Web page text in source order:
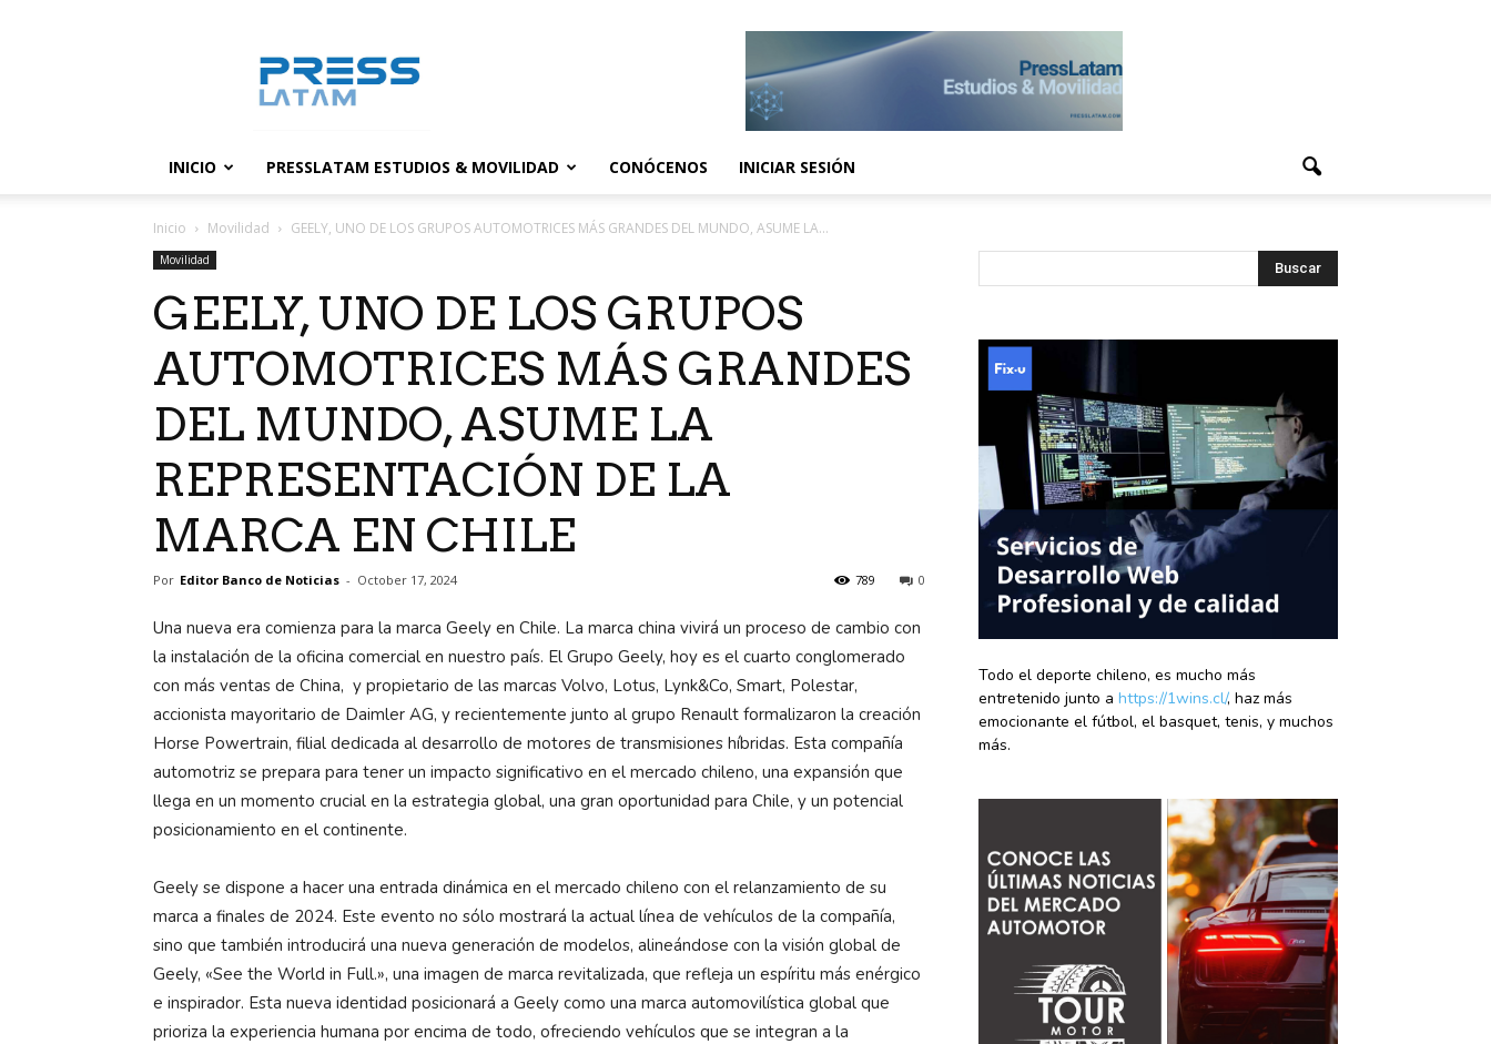
noticias
INICIO PRESSLATAM ESTUDIOS & MOVILIDAD CONÓCENOS INICIAR SESIÓN
Inicio Movilidad GEELY, UNO DE LOS GRUPOS AUTOMOTRICES MÁS GRANDES DEL MUNDO, ASUME LA...
Movilidad
GEELY, UNO DE LOS GRUPOS
AUTOMOTRICES MÁS GRANDES
DEL MUNDO, ASUME LA
REPRESENTACIÓN DE LA
MARCA EN CHILE
Por Editor Banco de Noticias - October 17, 2024 0
789
Una nueva era comienza para la marca Geely en Chile. La marca china vivirá un proceso de cambio con
la instalación de la oficina comercial en nuestro país. El Grupo Geely, hoy es el cuarto conglomerado
con más ventas de China, y propietario de las marcas Volvo, Lotus, Lynk&Co, Smart, Polestar,
accionista mayoritario de Daimler AG, y recientemente junto al grupo Renault formalizaron la creación
Horse Powertrain, filial dedicada al desarrollo de motores de transmisiones híbridas. Esta compañía
automotriz se prepara para tener un impacto significativo en el mercado chileno, una expansión que
llega en un momento crucial en la estrategia global, una gran oportunidad para Chile, y un potencial
posicionamiento en el continente.
Geely se dispone a hacer una entrada dinámica en el mercado chileno con el relanzamiento de su
marca a finales de 2024. Este evento no sólo mostrará la actual línea de vehículos de la compañía,
sino que también introducirá una nueva generación de modelos, alineándose con la visión global de
Geely, «See the World in Full.», una imagen de marca revitalizada, que refleja un espíritu más enérgico
e inspirador. Esta nueva identidad posicionará a Geely como una marca automovilística global que
prioriza la experiencia humana por encima de todo, ofreciendo vehículos que se integran a la
Todo el deporte chileno, es mucho más
entretenido junto a https://1wins.cl/, haz más
emocionante el fútbol, el basquet, tenis, y muchos
más.